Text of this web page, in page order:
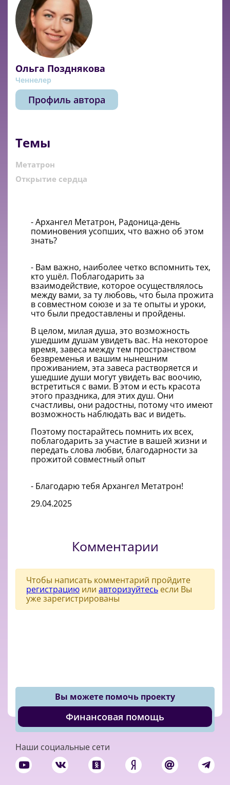
Ольга Позднякова
Ченнелер
Профиль автора
Темы
Метатрон
Открытие сердца
- Архангел Метатрон, Радоница-день
поминовения усопших, что важно об этом
знать?
- Вам важно, наиболее четко вспомнить тех,
кто ушёл. Поблагодарить за
взаимодействие, которое осуществлялось
между вами, за ту любовь, что была прожита
в совместном союзе и за те опыты и уроки,
что были предоставлены и пройдены.
В целом, милая душа, это возможность
ушедшим душам увидеть вас. На некоторое
время, завеса между тем пространством
безвременья и вашим нынешним
проживанием, эта завеса растворяется и
ушедшие души могут увидеть вас воочию,
встретиться с вами. В этом и есть красота
этого праздника, для этих душ. Они
счастливы, они радостны, потому что имеют
возможность наблюдать вас и видеть.
Поэтому постарайтесь помнить их всех,
поблагодарить за участие в вашей жизни и
передать слова любви, благодарности за
прожитой совместный опыт
- Благодарю тебя Архангел Метатрон!
29.04.2025
Комментарии
Чтобы написать комментарий пройдите
регистрацию или авторизуйтесь если Вы
уже зарегистрированы
Вы можете помочь проекту
Финансовая помощь
Наши социальные сети